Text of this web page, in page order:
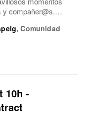
y compañer@s.
se sienten
,Comunidad
10h -